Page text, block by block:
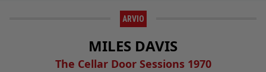
ARVIO
MILES DAVIS
The Cellar Door Sessions 1970